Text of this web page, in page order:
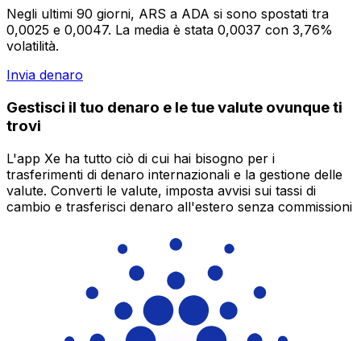
Negli ultimi 90 giorni, ARS a ADA si sono spostati tra
0,0025 e 0,0047. La media è stata 0,0037 con 3,76%
volatilità.
Invia denaro
Gestisci il tuo denaro e le tue valute ovunque ti
trovi
L'app Xe ha tutto ciò di cui hai bisogno per i
trasferimenti di denaro internazionali e la gestione delle
valute. Converti le valute, imposta avvisi sui tassi di
cambio e trasferisci denaro all'estero senza commissioni